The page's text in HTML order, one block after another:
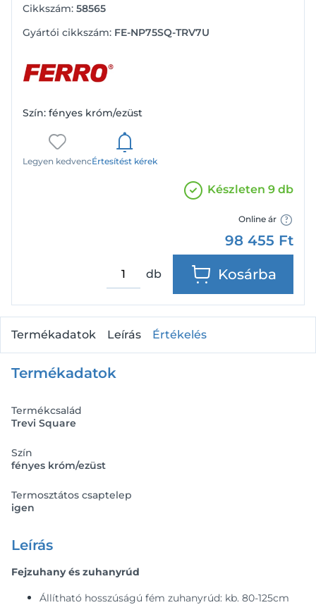
Cikkszám: 58565
Gyártói cikkszám: FE-NP75SQ-TRV7U
Szín: fényes króm/ezüst
Legyen kedvencÉrtesítést kérek
Készleten 9 db
Online ár
98 455 Ft
db Kosárba
Termékadatok Leírás Értékelés
Termékadatok
Termékcsalád
Trevi Square
Szín
fényes króm/ezüst
Termosztátos csaptelep
igen
Leírás
Fejzuhany és zuhanyrúd
Állítható hosszúságú fém zuhanyrúd: kb. 80-125cm